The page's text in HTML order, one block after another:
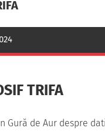
TRIFA
Gură de Aur despre